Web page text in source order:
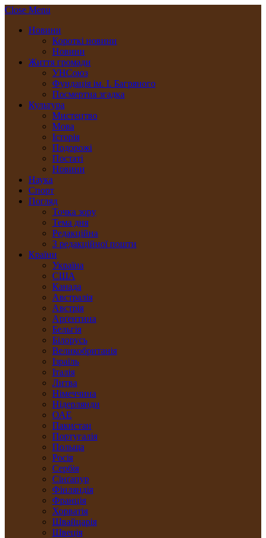
Close Menu
Новини
Короткі новини
Новини
Життя громади
УНСоюз
Фундація ім. І. Багряного
Посмертна згадка
Культура
Мистецтво
Мова
Історія
Подорожі
Постаті
Новини
Наука
Спорт
Погляд
Точка зору
Тема дня
Редакційна
З редакційної пошти
Країни
Україна
США
Канада
Австралія
Австрія
Арґентина
Бельгія
Білорусь
Великобританія
Ізраїль
Італія
Литва
Німеччина
Нідерлянди
ОАЕ
Пакистан
Португалія
Польща
Росія
Сербія
Сінґапур
Фінляндія
Франція
Хорватія
Швайцарія
Швеція